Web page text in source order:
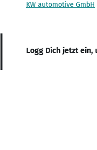
KW automotive GmbH
Logg Dich jetzt ein,